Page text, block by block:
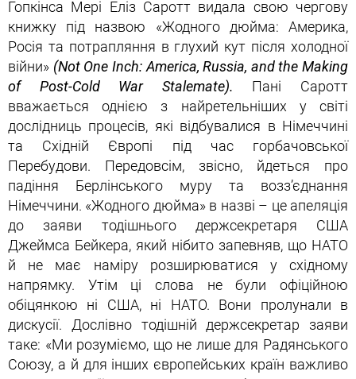
Гопкінса Мері Еліз Саротт видала свою чергову
книжку під назвою «Жодного дюйма: Америка,
Росія та потрапляння в глухий кут після холодної
війни» (Not One Inch: America, Russia, and the Making
of Post-Cold War Stalemate). Пані Саротт
вважається однією з найретельніших у світі
дослідниць процесів, які відбувалися в Німеччині
та Східній Європі під час горбачовської
Перебудови. Передовсім, звісно, йдеться про
падіння Берлінського муру та возз’єднання
Німеччини. «Жодного дюйма» в назві – це апеляція
до заяви тодішнього держсекретаря США
Джеймса Бейкера, який нібито запевняв, що НАТО
й не має наміру розширюватися у східному
напрямку. Утім ці слова не були офіційною
обіцянкою ні США, ні НАТО. Вони пролунали в
дискусії. Дослівно тодішній держсекретар заяви
таке: «Ми розуміємо, що не лише для Радянського
Союзу, а й для інших європейських країн важливо